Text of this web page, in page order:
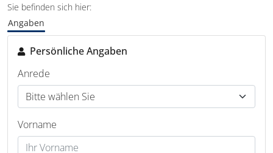
Sie befinden sich hier:
Angaben
Persönliche Angaben
Anrede
Vorname